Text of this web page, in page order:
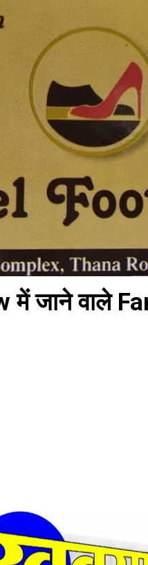
जाने वाले